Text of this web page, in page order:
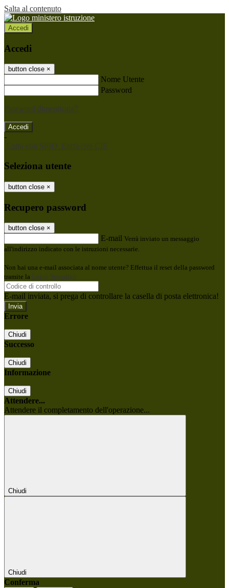
Salta al contenuto
Accedi
Accedi
button close ×
Nome Utente
Password
Password dimenticata?
-
Entra con SPID Entra con CIE
Seleziona utente
button close ×
Recupero password
button close ×
E-mail Verrà inviato un messaggio
all'indirizzo indicato con le istruzioni necessarie.
Non hai una e-mail associata al nome utente? Effettua il reset della password
tramite la Login Spaggiari
E-mail inviata, si prega di controllare la casella di posta elettronica!
Errore
Chiudi
Successo
Chiudi
Informazione
Chiudi
Attendere...
Attendere il completamento dell'operazione...
Chiudi
Chiudi
Conferma